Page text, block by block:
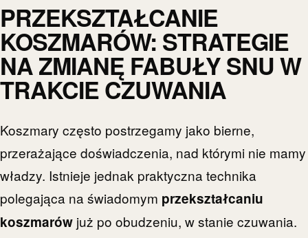
PRZEKSZTAŁCANIE
KOSZMARÓW: STRATEGIE
NA ZMIANĘ FABUŁY SNU W
TRAKCIE CZUWANIA
Koszmary często postrzegamy jako bierne,
przerażające doświadczenia, nad którymi nie mamy
władzy. Istnieje jednak praktyczna technika
polegająca na świadomym przekształcaniu
koszmarów już po obudzeniu, w stanie czuwania.